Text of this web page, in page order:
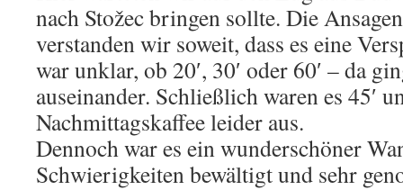
nach Stožec bringen sollte. Die
verstanden wir soweit, dass es eine
war unklar, ob 20′, 30′ oder 60′ – da
auseinander. Schließlich waren es 45′
Nachmittagskaffee leider aus.
Dennoch war es ein wunderschöner
Schwierigkeiten bewältigt und sehr